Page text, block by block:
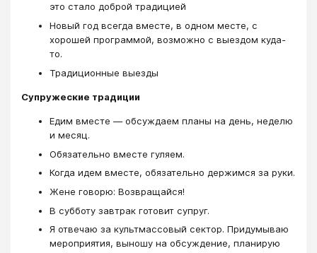
это стало доброй традицией
Новый год всегда вместе, в одном месте, с
хорошей программой, возможно с выездом куда-
то.
Традиционные выезды
Супружеские традиции
Едим вместе — обсуждаем планы на день, неделю
и месяц.
Обязательно вместе гуляем.
Когда идем вместе, обязательно держимся за руки.
Жене говорю: Возвращайся!
В субботу завтрак готовит супруг.
Я отвечаю за культмассовый сектор. Придумываю
мероприятия, выношу на обсуждение, планирую